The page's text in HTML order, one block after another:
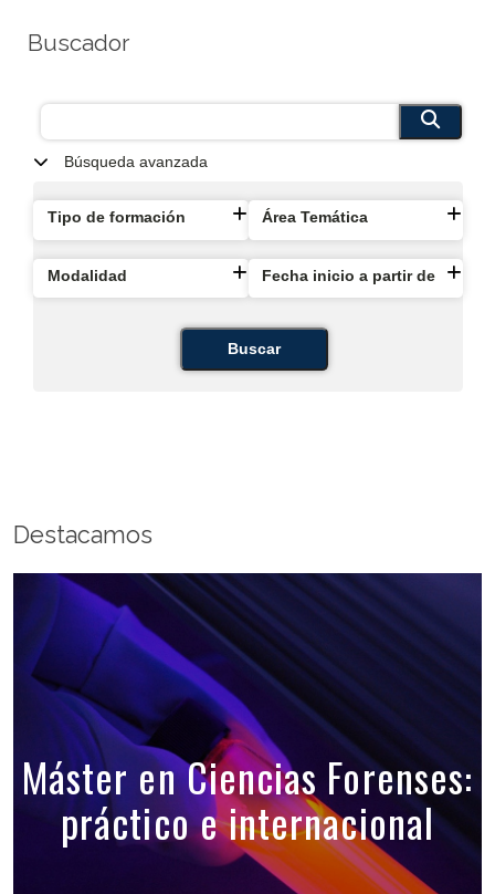
Buscador
Búsqueda avanzada
Tipo de formación Área Temática
Modalidad Fecha inicio a partir de
Buscar
Destacamos
Máster en Ciencias Forenses:
práctico e internacional